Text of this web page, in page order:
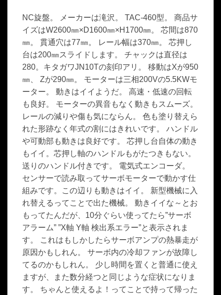
NC旋盤。 メーカーは滝沢。 TAC-460型。 商品サ
イズはW2600㎜×D1600㎜×H1700㎜。 芯間は870
㎜。 貫通穴は77㎜。 レール幅は370㎜。 芯押し
台は200㎜スライドします。 チャックは直径は
280。キタガワJN10Tの刻印アリ。 移動はXが950
㎜、 Zが290㎜。 モーターは三相200Vの5.5KWモ
ーター。 動きはイイようだ。 高速・低速の回転
も良好。 モーターの異音もなく動きもスムーズ。
レールの減りや傷も気にならん。 色も塗り替えら
れた形跡なく年式の割にはきれいです。 ハンドル
や可動部も動きは良好です。 芯押し台自体の動き
もイイ。芯押し軸のハンドルもがたつきもない。
送りのハンドル付きです。 電気式エンコーダ。
センサーで読み取ってサーボモーターで動かす仕
組みです。この辺りも動きはイイ。 新型機械に入
れ替えるってことで出た機械。 動きイイな～とお
もってたんだが、10分ぐらい使ってたら”サーボ
アラーム” ”X軸 Y軸 検出系エラー”と表示されま
す。 これはもしかしたらサーボアンプの熱暴走が
原因かもしれん。 サーボ内の冷却ファンが故障し
てるのかもしれん。 少し時間を置くと普通に使え
ますが、また数分経つと同じような症状になりま
す。 ちゃんと使えるよ！ってことで持って帰った